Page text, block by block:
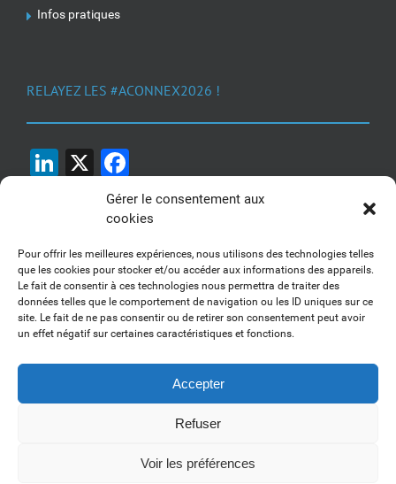
Gérer le consentement aux
cookies
Pour offrir les meilleures expériences, nous utilisons des technologies telles
que les cookies pour stocker et/ou accéder aux informations des appareils.
Le fait de consentir à ces technologies nous permettra de traiter des
données telles que le comportement de navigation ou les ID uniques sur ce
site. Le fait de ne pas consentir ou de retirer son consentement peut avoir
un effet négatif sur certaines caractéristiques et fonctions.
Accepter
Refuser
Voir les préférences
Infos pratiques
RELAYEZ LES #ACONNEX2026 !
LinkedIn
X
1, 2, 3... Buzzez !
Découvrez nos kits communication